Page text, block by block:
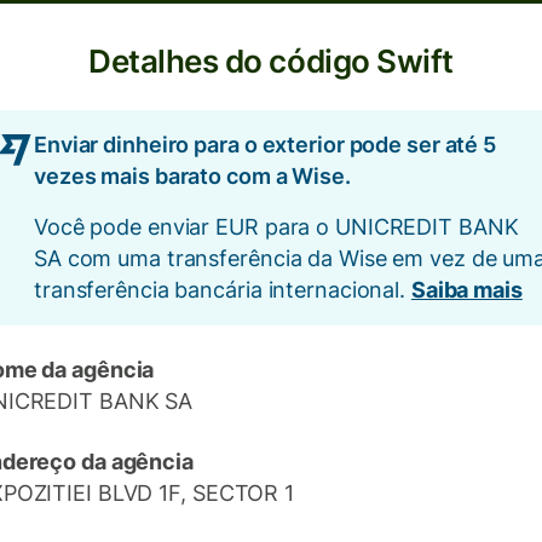
Detalhes do código Swift
Enviar dinheiro para o exterior pode ser até 5
vezes mais barato com a Wise.
Você pode enviar EUR para o UNICREDIT BANK
SA com uma transferência da Wise em vez de
transferência bancária internacional. Saiba mais
da agência
BANK SA
da agência
BLVD 1F, SECTOR 1